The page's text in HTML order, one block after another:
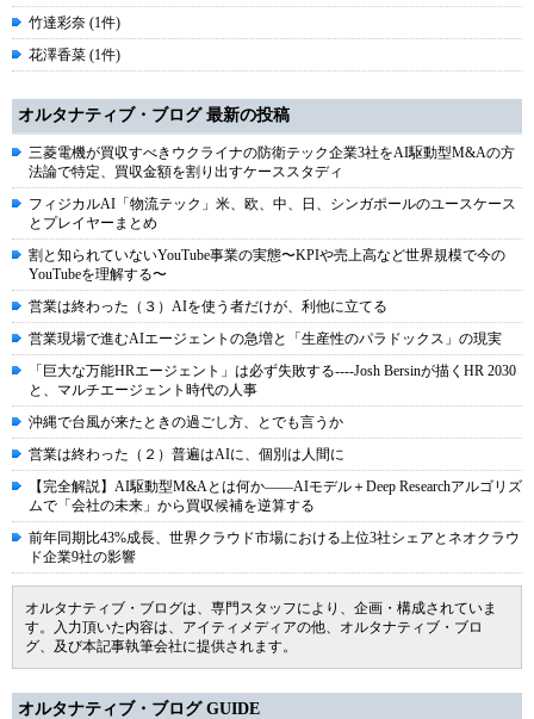
竹達彩奈 (1件)
花澤香菜 (1件)
オルタナティブ・ブログ 最新の投稿
三菱電機が買収すべきウクライナの防衛テック企業3社をAI駆動型M&Aの方
法論で特定、買収金額を割り出すケーススタディ
フィジカルAI「物流テック」米、欧、中、日、シンガポールのユースケース
とプレイヤーまとめ
割と知られていないYouTube事業の実態〜KPIや売上高など世界規模で今の
YouTubeを理解する〜
営業は終わった（３）AIを使う者だけが、利他に立てる
営業現場で進むAIエージェントの急増と「生産性のパラドックス」の現実
「巨大な万能HRエージェント」は必ず失敗する----Josh Bersinが描くHR 2030
と、マルチエージェント時代の人事
沖縄で台風が来たときの過ごし方、とでも言うか
営業は終わった（２）普遍はAIに、個別は人間に
【完全解説】AI駆動型M&Aとは何か――AIモデル＋Deep Researchアルゴリズ
ムで「会社の未来」から買収候補を逆算する
前年同期比43%成長、世界クラウド市場における上位3社シェアとネオクラウ
ド企業9社の影響
オルタナティブ・ブログは、専門スタッフにより、企画・構成されていま
す。入力頂いた内容は、アイティメディアの他、オルタナティブ・ブロ
グ、及び本記事執筆会社に提供されます。
オルタナティブ・ブログ GUIDE